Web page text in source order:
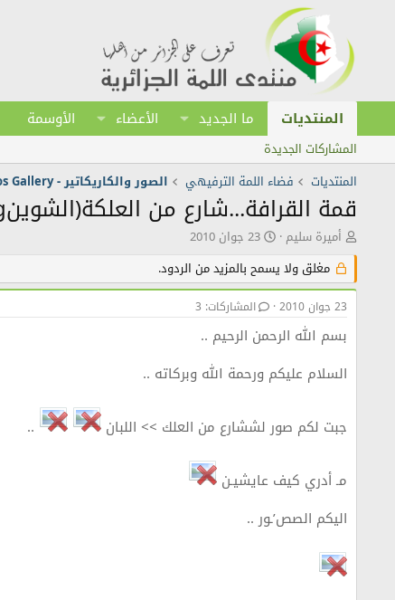
المنتديات ما الجديد الأعضاء الأوسمة
المشاركات الجديدة
المنتديات
فضاء اللمة الترفيهي الصور والكاريكاتير - Photos Gallery
قمة القرافة...شارع من العلكة(الشوينgوم)
ك
ت
ب
ا
ل
م
ض
و
أميرة سليم ت
ر
ي
خ
ا
ل
ن
ش
ر
23 جوان 2010
مغلق ولا يسمح بالمزيد من الردود.
23 جوان 2010 المشاركات: 3
بسم الله الرحمن الرحيم ..
السلام عليكم ورحمة الله وبركاته ..
جبت لكم صور لششارع من العلك >> اللبان ..
مـ أدري كيف عايشيـن
اليكم الصص’ـور ..